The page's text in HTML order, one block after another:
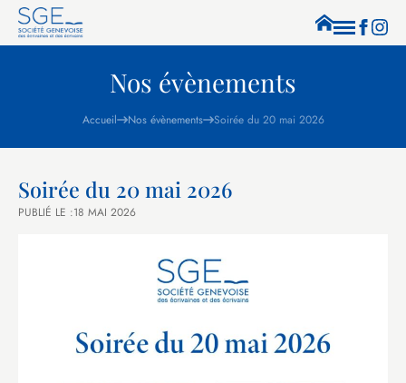
Nos évènements
Accueil Nos évènements Soirée du 20 mai 2026
Soirée du 20 mai 2026
PUBLIÉ LE :18 MAI 2026